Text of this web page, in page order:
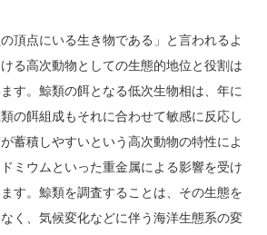
頂点にいる生き物である」と言われるよ
る高次動物としての生態的地位と役割は
す。鯨類の餌となる低次生物相は、年に
の餌組成もそれに合わせて敏感に反応し
蓄積しやすいという高次動物の特性によ
ミウムといった重金属による影響を受け
す。鯨類を調査することは、その生態を
く、気候変化などに伴う海洋生態系の変